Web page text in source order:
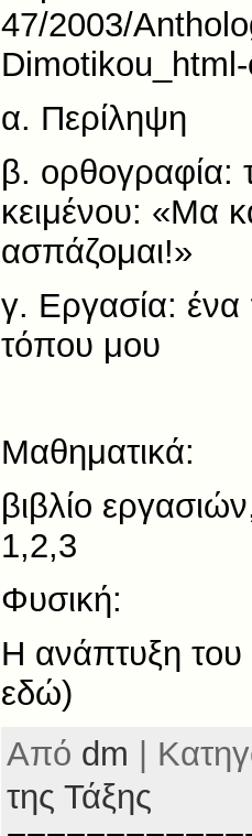
47/2003/
α. Περίληψη
β. ορθογραφία:
κειμένου: «Μα
ασπάζομαι!»
γ. Εργασία: ένα
τόπου μου
Μαθηματικά:
βιβλίο
1,2,3
Φυσική:
Η ανάπτυξη του
εδώ)
Από dm |
της Τάξης